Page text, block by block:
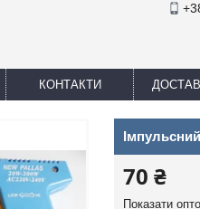
КОНТАКТИ
70 ₴
Показати